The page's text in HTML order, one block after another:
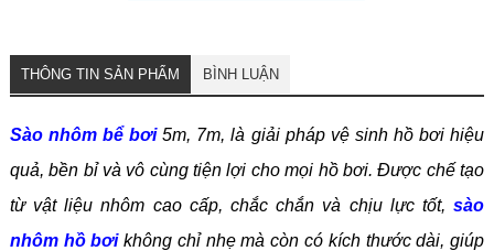
THÔNG TIN SẢN PHẨM BÌNH LUẬN
Sào nhôm bể bơi5m, 7m, là giải pháp vệ sinh hồ bơi hiệu
quả, bền bỉ và vô cùng tiện lợi cho mọi hồ bơi. Được chế tạo
từ vật liệu nhôm cao cấp, chắc chắn và chịu lực tốt,sào
nhôm hồ bơikhông chỉ nhẹ mà còn có kích thước dài, giúp